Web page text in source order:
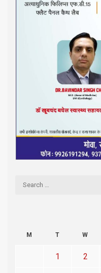
M T W
1 2